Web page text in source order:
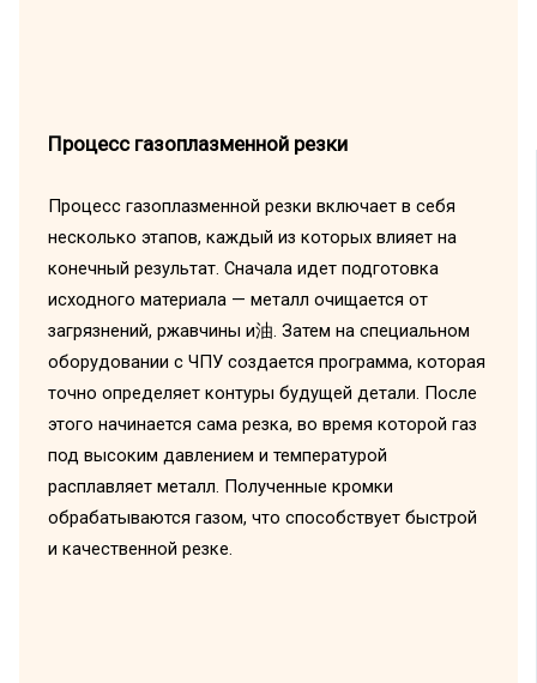
Процесс газоплазменной резки
Процесс газоплазменной резки включает в себя
несколько этапов, каждый из которых влияет на
конечный результат. Сначала идет подготовка
исходного материала — металл очищается от
загрязнений, ржавчины и油. Затем на специальном
оборудовании с ЧПУ создается программа, которая
точно определяет контуры будущей детали. После
этого начинается сама резка, во время которой газ
под высоким давлением и температурой
расплавляет металл. Полученные кромки
обрабатываются газом, что способствует быстрой
и качественной резке.